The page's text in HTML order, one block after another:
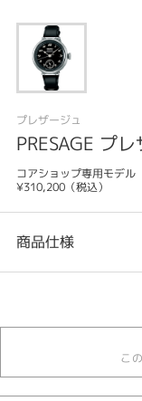
プレザージュ
PRESAGE プ
コアショップ専用モデル
¥310,200（税込）
商品仕様
時計
自動巻き
5気圧防水以下
こ